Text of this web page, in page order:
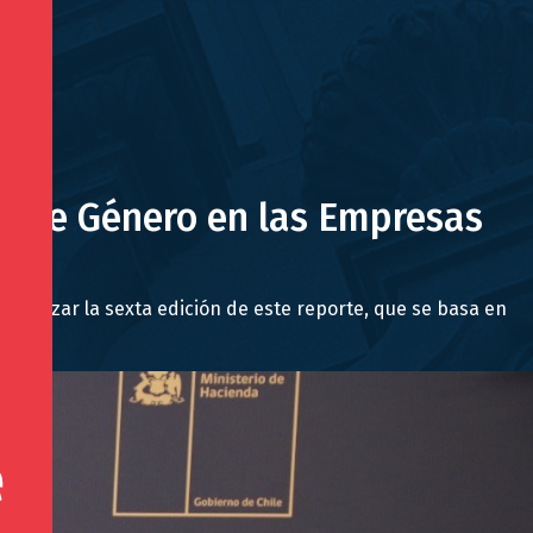
Género en las Empresas
realizar la sexta edición de este reporte, que se basa en